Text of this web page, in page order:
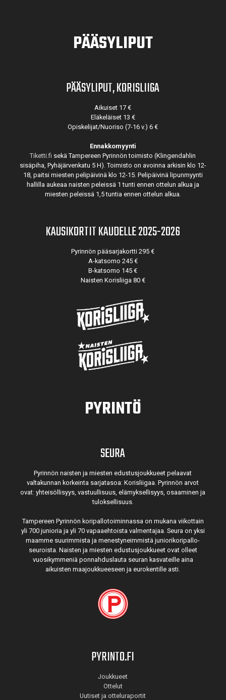
PÄÄSYLIPUT
PÄÄSYLIPUT, KORISLIIGA
Aikuiset 17 €
Eläkeläiset 13 €
Opiskelijat/Nuoriso (7-16 v.) 6 €
Ennakkomyynti
Tiketti.fi sekä Tampereen Pyrinnön toimisto (Klingendahlin
sisäpiha, Pyhäjärvenkatu 5 H). Toimisto on avoinna arkisin klo 12-
18, paitsi miesten pelipäivinä klo 12-15. Pelipäivinä lipunmyynti
hallilla aukeaa naisten peleissä 1 tunti ennen ottelun alkua ja
miesten peleissä 1,5 tuntia ennen ottelun alkua.
KAUSIKORTIT KAUDELLE 2025-2026
Pyrinnön pääsarjakortti 295 €
A-katsomo 245 €
B-katsomo 145 €
Naisten Korisliiga 80 €
PYRINTÖ
SEURA
Pyrinnön naisten ja miesten edustusjoukkueet pelaavat
valtakunnan korkeinta sarjatasoa: Korisliigaa. Pyrinnön arvot
ovat: yhteisöl­lisyys, vastuul­lisuus, elämyk­sellisyys, osaaminen ja
tulok­sellisuus.
Tampereen Pyrinnön kori­pallo­toimin­nassa on mukana viikottain
yli 700 junioria ja yli 70 vapaa­ehtoista valmen­tajaa. Seura on yksi
maamme suurim­mista ja menes­tyneim­mistä juni­ori­kori­pallo­
seuroista. Naisten ja miesten edustus­joukkueet ovat olleet
vuosi­kymmeniä ponnahdus­lauta seuran kasvateille aina
aikuisten maa­joukkueeseen ja euro­kentille asti.
PYRINTO.FI
Joukkueet
Ottelut
Uutiset ja otteluraportit